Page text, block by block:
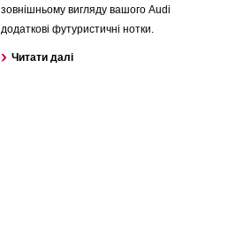
зовнішньому вигляду вашого Audi
додаткові футуристичні нотки.
Читати далі